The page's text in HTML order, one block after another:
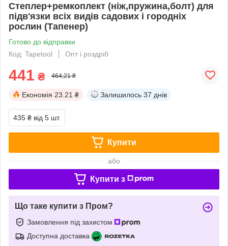
Степлер+ремкоплект (ніж,пружина,болт) для
підв'язки всіх видів садових і городніх
рослин (Тапенер)
Готово до відправки
Код: Tapetool
Опт і роздріб
441 ₴ 464,21 ₴
Економія 23.21 ₴ Залишилось 37 днів
435 ₴ від 5 шт.
Купити
або
Купити з
Що таке купити з Пром?
Замовлення під захистом
Доступна доставка